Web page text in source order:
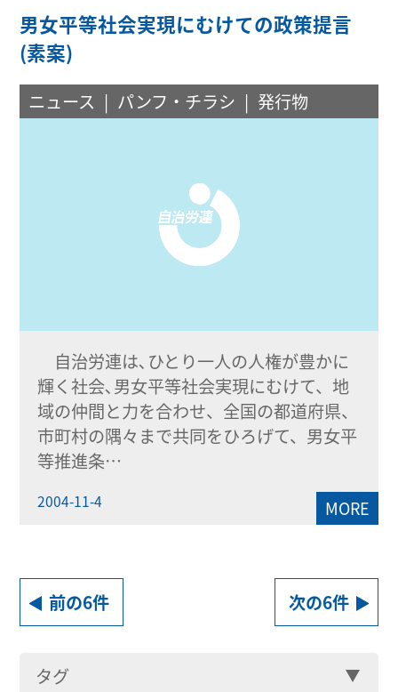
男女平等社会実現にむけての政策提言
(素案)
ニュース パンフ・チラシ 発行物
自治労連は､ひとり一人の人権が豊かに
輝く社会､男女平等社会実現にむけて、地
域の仲間と力を合わせ、全国の都道府県、
市町村の隅々まで共同をひろげて、男女平
等推進条…
2004-11-4 MORE
前の6件 次の6件
タグ